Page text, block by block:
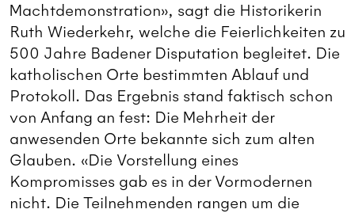
Machtdemonstration», sagt die Historikerin
Ruth Wiederkehr, welche die Feierlichkeiten zu
500 Jahre Badener Disputation begleitet. Die
katholischen Orte bestimmten Ablauf und
Protokoll. Das Ergebnis stand faktisch schon
von Anfang an fest: Die Mehrheit der
anwesenden Orte bekannte sich zum alten
Glauben. «Die Vorstellung eines
Kompromisses gab es in der Vormodernen
nicht. Die Teilnehmenden rangen um die